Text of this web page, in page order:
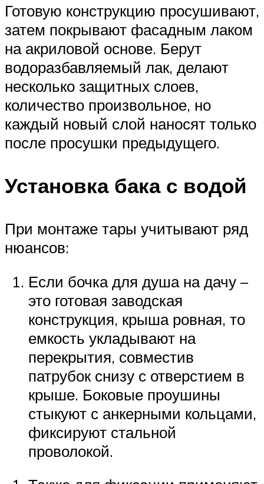
Готовую конструкцию просушивают,
затем покрывают фасадным лаком
на акриловой основе. Берут
водоразбавляемый лак, делают
несколько защитных слоев,
количество произвольное, но
каждый новый слой наносят только
после просушки предыдущего.
Установка бака с водой
При монтаже тары учитывают ряд
нюансов:
Если бочка для душа на дачу –
это готовая заводская
конструкция, крыша ровная, то
емкость укладывают на
перекрытия, совместив
патрубок снизу с отверстием в
крыше. Боковые проушины
стыкуют с анкерными кольцами,
фиксируют стальной
проволокой.